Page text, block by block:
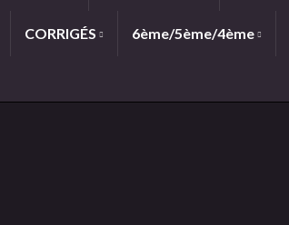
CORRIGÉS 6ème/5ème/4ème